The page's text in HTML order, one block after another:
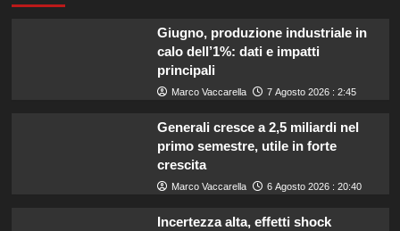
Giugno, produzione industriale in
calo dell’1%: dati e impatti
principali
Marco Vaccarella 7 Agosto 2026 : 2:45
Generali cresce a 2,5 miliardi nel
primo semestre, utile in forte
crescita
Marco Vaccarella 6 Agosto 2026 : 20:40
Incertezza alta, effetti shock